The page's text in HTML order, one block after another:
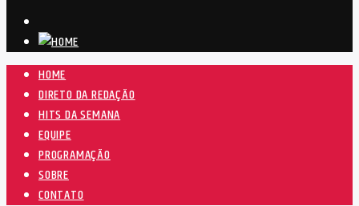
HOME
DIRETO DA REDAÇÃO
HITS DA SEMANA
EQUIPE
PROGRAMAÇÃO
SOBRE
CONTATO